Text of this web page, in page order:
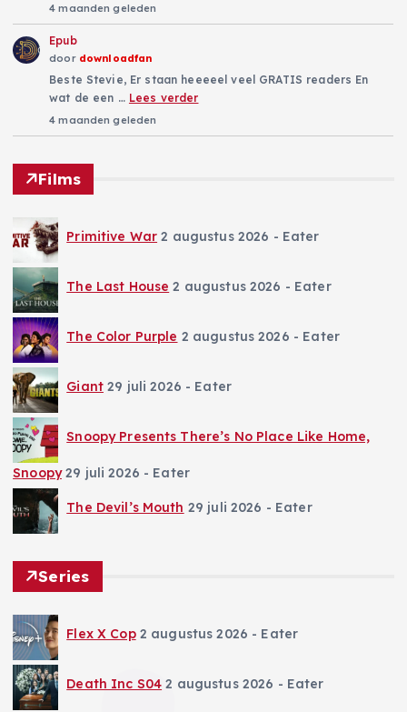
4 maanden geleden
Epub
door downloadfan
Beste Stevie, Er staan heeeeel veel GRATIS readers En
wat de een … Lees verder
4 maanden geleden
Films
Primitive War 2 augustus 2026 - Eater
The Last House 2 augustus 2026 - Eater
The Color Purple 2 augustus 2026 - Eater
Giant 29 juli 2026 - Eater
Snoopy Presents There’s No Place Like Home,
Snoopy 29 juli 2026 - Eater
The Devil’s Mouth 29 juli 2026 - Eater
Series
Flex X Cop 2 augustus 2026 - Eater
Death Inc S04 2 augustus 2026 - Eater